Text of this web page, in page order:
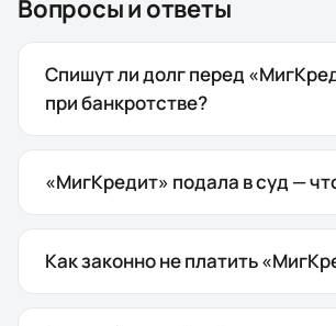
Вопросы и ответы
Спишут ли долг перед
при банкротстве?
«МигКредит» подала в суд —
Как законно не платить